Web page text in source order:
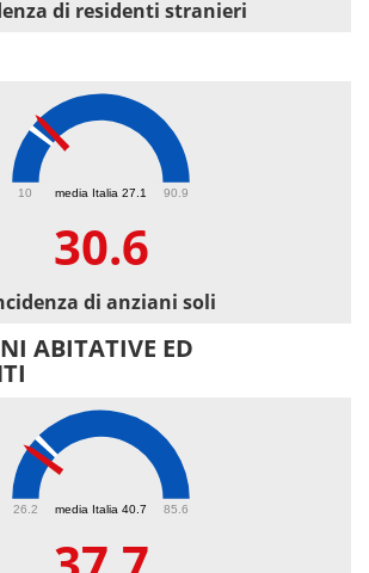
di residenti stranieri
media Italia 27.1
10 90.9
30.6
di anziani soli
ABITATIVE ED
media Italia 40.7
26.2 85.6